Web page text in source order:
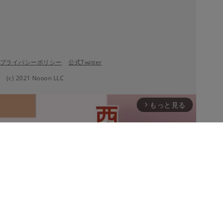
プライバシーポリシー
公式Twitter
(c) 2021 Nooon LLC
arrow_forward_ios もっと見る